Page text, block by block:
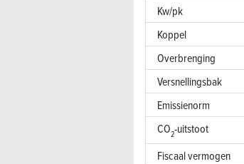
Kw/pk
Koppel
Overbrenging
Versnellingsbak
Emissienorm
CO2-uitstoot
Fiscaal vermogen